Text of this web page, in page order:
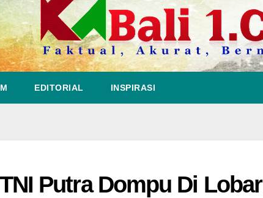
EDITORIAL INSPIRASI
Putra Dompu Di Lobar